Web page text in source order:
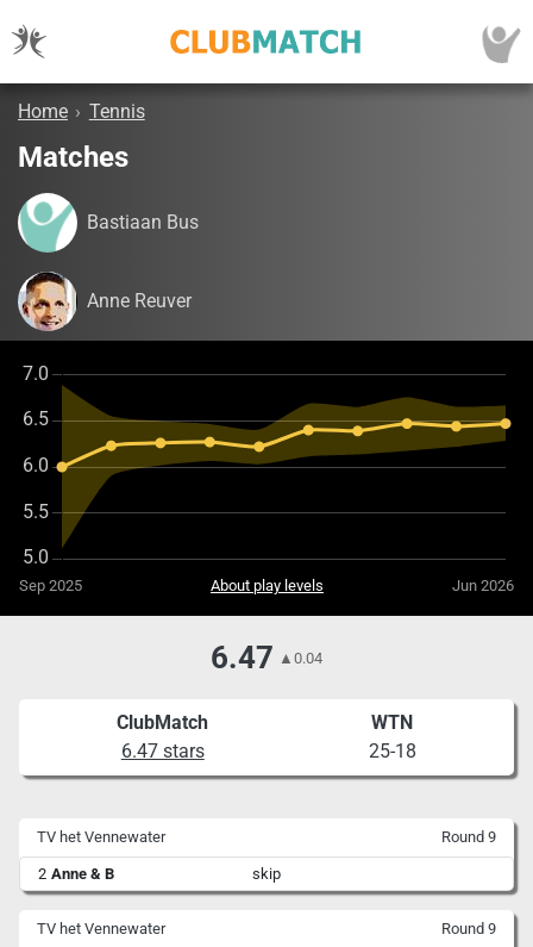
Home › Tennis
Matches
Bastiaan Bus
Anne Reuver
Sep 2025 About play levels Jun 2026
6.47 ▲ 0.04
ClubMatch
6.47 stars
WTN
25-18
TV het Vennewater Round 9
2 Anne & B skip
TV het Vennewater Round 9